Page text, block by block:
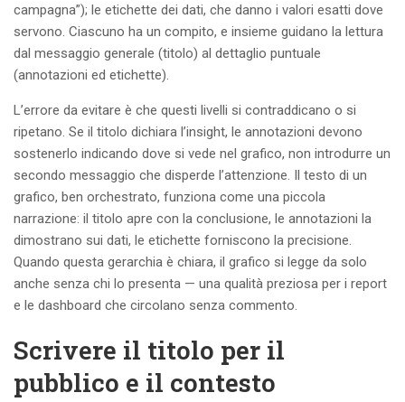
campagna”); le etichette dei dati, che danno i valori esatti dove
servono. Ciascuno ha un compito, e insieme guidano la lettura
dal messaggio generale (titolo) al dettaglio puntuale
(annotazioni ed etichette).
L’errore da evitare è che questi livelli si contraddicano o si
ripetano. Se il titolo dichiara l’insight, le annotazioni devono
sostenerlo indicando dove si vede nel grafico, non introdurre un
secondo messaggio che disperde l’attenzione. Il testo di un
grafico, ben orchestrato, funziona come una piccola
narrazione: il titolo apre con la conclusione, le annotazioni la
dimostrano sui dati, le etichette forniscono la precisione.
Quando questa gerarchia è chiara, il grafico si legge da solo
anche senza chi lo presenta — una qualità preziosa per i report
e le dashboard che circolano senza commento.
Scrivere il titolo per il
pubblico e il contesto